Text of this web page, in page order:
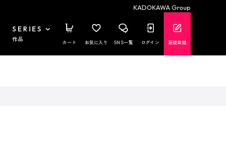
KADOKAWA Group
SERIES
作品 カート お気に入り SNS一覧 ログイン 新規登録